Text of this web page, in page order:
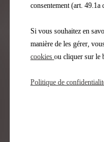
Des
Des motorisations
consentement (art. 49.1a
Si vous souhaitez en
manière de les gérer,
cookies ou cliquer sur le
Politique de